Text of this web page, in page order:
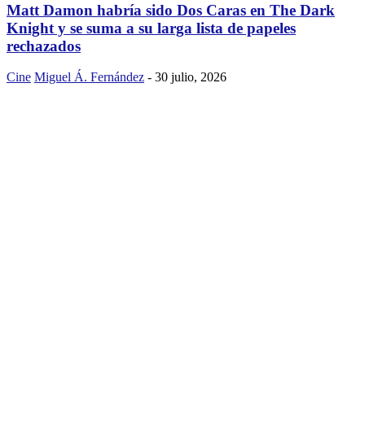
Matt Damon habría sido Dos Caras en The Dark
Knight y se suma a su larga lista de papeles
rechazados
Cine Miguel Á. Fernández - 30 julio, 2026